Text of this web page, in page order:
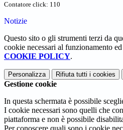
Contatore click: 110
Notizie
Questo sito o gli strumenti terzi da
cookie necessari al funzionamento
COOKIE POLICY.
Personalizza Rifiuta tutti i cookies
Gestione cookie
In questa schermata è possibile
I cookie necessari sono quelli che
piattaforma e non è possibile
Per conoscere quali sono i cookie